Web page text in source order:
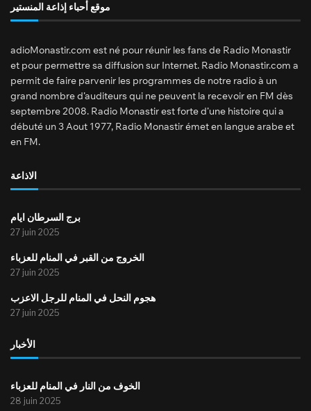
موقع أحباء إذاعة المنستير
adioMonastir.com est né pour réunir les fans de Radio Monastir
et pour permettre sa diffusion sur Internet. Radio Monastir.com a
permit de faire parvenir les programmes de notre radio à un
grand nombre d’auditeurs qui ne peuvent la recevoir en FM dès
septembre 2008. Radio Monastir est forte d’une histoire qui a
débuté un 3 Aout 1977, Radio Monastir émet en langue arabe et
en FM.
الاذاعة
برج السرطان ايام
27 juin 2025
الخروج من القبر في المنام للعزباء
27 juin 2025
هجوم النحل في المنام للرجل الاعزب
27 juin 2025
الأخبار
الخوف من النار في المنام للعزباء
28 juin 2025